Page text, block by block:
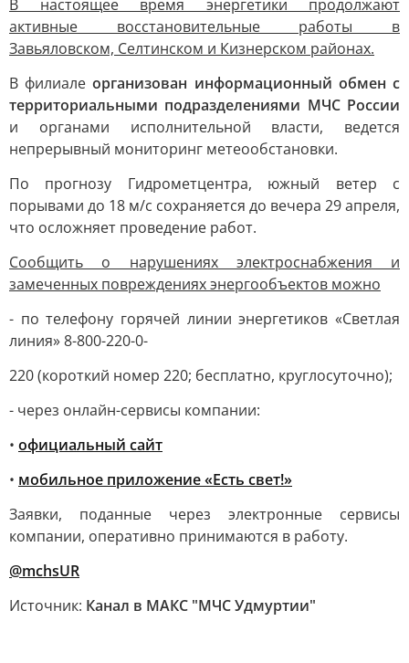
В настоящее время энергетики продолжают
активные восстановительные работы в
Завьяловском, Селтинском и Кизнерском районах.
В филиалеорганизован информационный обмен с
территориальными подразделениями МЧС России
и органами исполнительной власти, ведется
непрерывный мониторинг метеообстановки.
По прогнозу Гидрометцентра, южный ветер с
порывами до 18 м/с сохраняется до вечера 29 апреля,
что осложняет проведение работ.
Сообщить о нарушениях электроснабжения и
замеченных повреждениях энергообъектов можно
- по телефону горячей линии энергетиков «Светлая
линия» 8-800-220-0-
220 (короткий номер 220; бесплатно, круглосуточно);
- через онлайн-сервисы компании:
• официальный сайт
• мобильное приложение «Есть свет!»
Заявки, поданные через электронные сервисы
компании, оперативно принимаются в работу.
@mchsUR
Источник: Канал в МАКС "МЧС Удмуртии"